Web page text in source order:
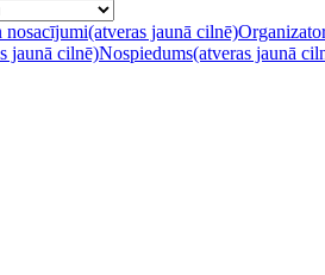
nosacījumi(atveras jaunā cilnē)
jaunā cilnē)Nospiedums(atveras jaunā